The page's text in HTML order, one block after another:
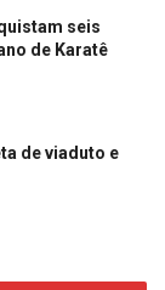
seis
de Karatê
de viaduto e